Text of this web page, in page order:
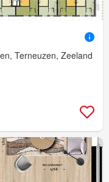
Terneuzen, Zeeland